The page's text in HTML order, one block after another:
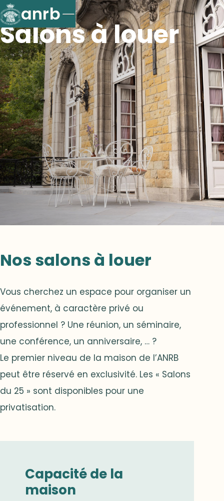
anrb
Salons à louer
Nos salons à louer
Vous cherchez un espace pour organiser un
événement, à caractère privé ou
professionnel ? Une réunion, un séminaire,
une conférence, un anniversaire, … ?
Le premier niveau de la maison de l’ANRB
peut être réservé en exclusivité. Les « Salons
du 25 » sont disponibles pour une
privatisation.
Capacité de la
maison